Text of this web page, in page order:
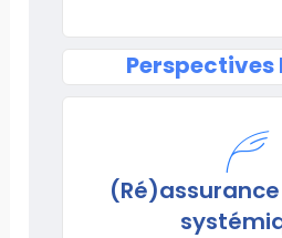
Perspectives